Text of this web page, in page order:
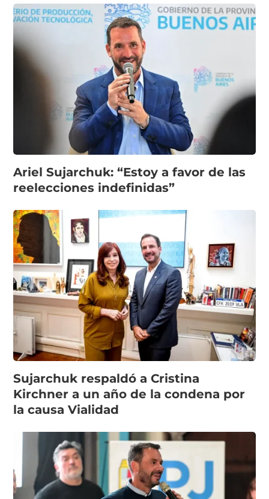
Ariel Sujarchuk: “Estoy a favor de las
reelecciones indefinidas”
Sujarchuk respaldó a Cristina
Kirchner a un año de la condena por
la causa Vialidad